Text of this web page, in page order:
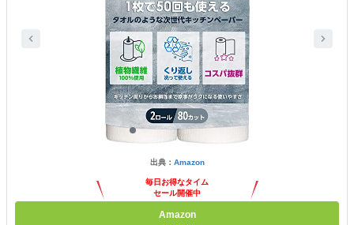
出典： Amazon
毎日お得なタイム
セール開催中
Amazon